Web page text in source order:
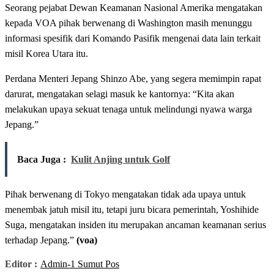
Seorang pejabat Dewan Keamanan Nasional Amerika mengatakan
kepada VOA pihak berwenang di Washington masih menunggu
informasi spesifik dari Komando Pasifik mengenai data lain terkait
misil Korea Utara itu.
Perdana Menteri Jepang Shinzo Abe, yang segera memimpin rapat
darurat, mengatakan selagi masuk ke kantornya: “Kita akan
melakukan upaya sekuat tenaga untuk melindungi nyawa warga
Jepang.”
Baca Juga : Kulit Anjing untuk Golf
Pihak berwenang di Tokyo mengatakan tidak ada upaya untuk
menembak jatuh misil itu, tetapi juru bicara pemerintah, Yoshihide
Suga, mengatakan insiden itu merupakan ancaman keamanan serius
terhadap Jepang.” (voa)
Editor : Admin-1 Sumut Pos